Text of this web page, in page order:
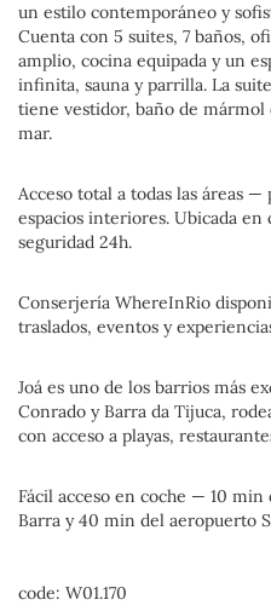
un estilo contemporáneo y
Cuenta con 5 suites, 7 baños,
amplio, cocina equipada y un
infinita, sauna y parrilla. La
tiene vestidor, baño de mármol
mar.
Acceso total a todas las áreas —
espacios interiores. Ubicada
seguridad 24h.
Conserjería WhereInRio
traslados, eventos y
Joá es uno de los barrios más
Conrado y Barra da Tijuca,
con acceso a playas,
Fácil acceso en coche — 10 min
Barra y 40 min del aeropuerto
code: W01.170